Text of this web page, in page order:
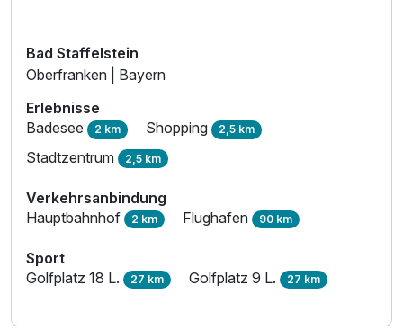
Bad Staffelstein
Oberfranken | Bayern
Erlebnisse
Badesee 2 km Shopping 2,5 km
Stadtzentrum 2,5 km
Verkehrsanbindung
Hauptbahnhof 2 km Flughafen 90 km
Sport
Golfplatz 18 L. 27 km Golfplatz 9 L. 27 km